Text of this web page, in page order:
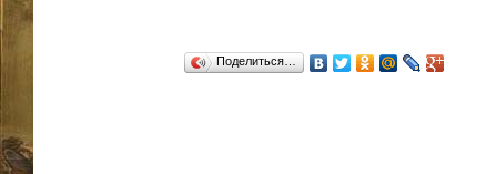
Поделиться…